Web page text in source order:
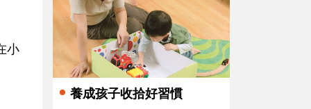
小
養成孩子收拾好習慣